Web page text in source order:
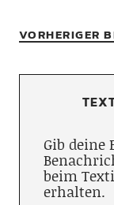
VORHERIGER
Gib deine
beim
erhalten.